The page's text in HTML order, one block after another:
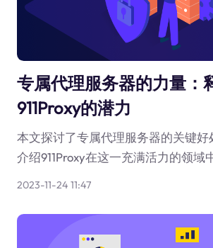
专属代理服务器的力量：
911Proxy的潜力
本文探讨了专属代理服务器的关键好
介绍911Proxy在这一充满活力的领域
2023-11-24 11:47